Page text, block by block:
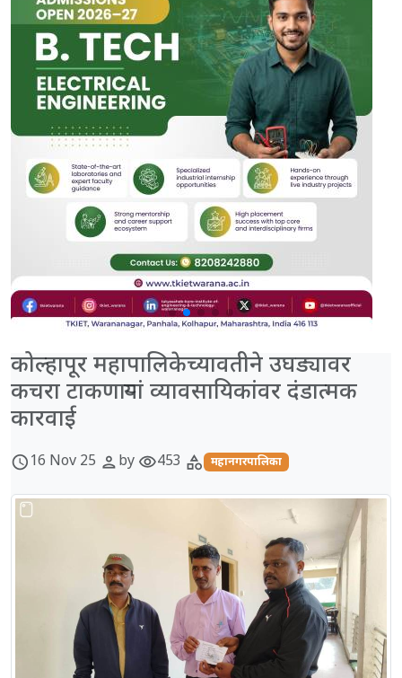
कोल्हापूर महापालिकेच्यावतीने उघड्यावर
कचरा टाकणाऱ्यां व्यावसायिकांवर दंडात्मक
कारवाई
schedule16 Nov 25 personby visibility453 category महानगरपालिका